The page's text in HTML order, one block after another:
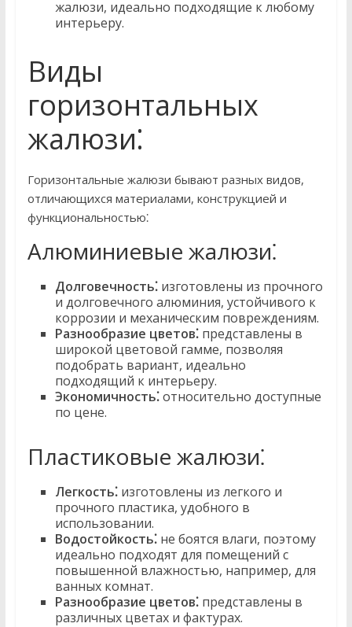
жалюзи, идеально подходящие к любому
интерьеру.
Виды
горизонтальных
жалюзи⁚
Горизонтальные жалюзи бывают разных видов,
отличающихся материалами, конструкцией и
функциональностью⁚
Алюминиевые жалюзи⁚
Долговечность⁚изготовлены из прочного
и долговечного алюминия, устойчивого к
коррозии и механическим повреждениям.
Разнообразие цветов⁚представлены в
широкой цветовой гамме, позволяя
подобрать вариант, идеально
подходящий к интерьеру.
Экономичность⁚относительно доступные
по цене.
Пластиковые жалюзи⁚
Легкость⁚изготовлены из легкого и
прочного пластика, удобного в
использовании.
Водостойкость⁚не боятся влаги, поэтому
идеально подходят для помещений с
повышенной влажностью, например, для
ванных комнат.
Разнообразие цветов⁚представлены в
различных цветах и фактурах.